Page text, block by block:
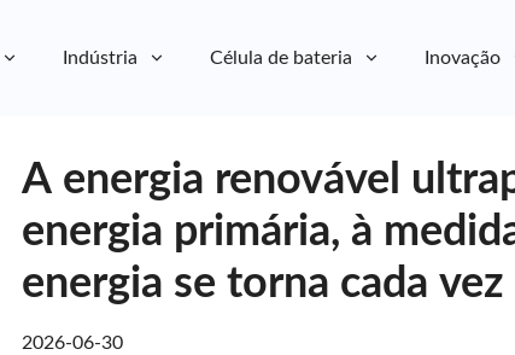
Indústria Célula de bateria Inovação
A energia renovável
energia primária, à
energia se torna cada
2026-06-30